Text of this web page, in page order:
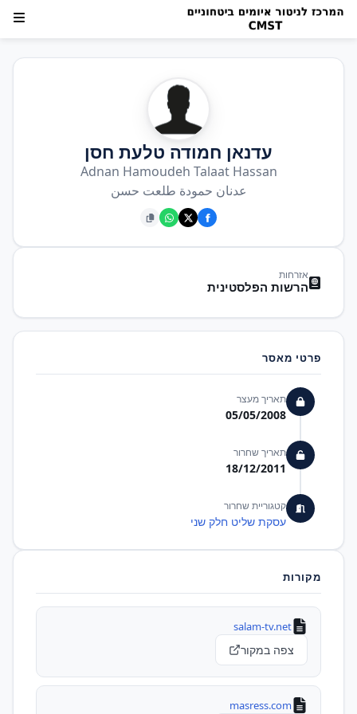
עדנאן חמודה טלעת חסן
Adnan Hamoudeh Talaat Hassan
عدنان حمودة طلعت حسن
אזרחות
הרשות הפלסטינית
פרטי מאסר
תאריך מעצר
05/05/2008
תאריך שחרור
18/12/2011
קטגוריית שחרור
עסקת שליט חלק שני
מקורות
salam-tv.net
צפה במקור
masress.com